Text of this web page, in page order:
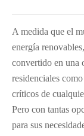
A medida que el
energía
convertido en una
residenciales
críticos de
Pero con tantas
para sus